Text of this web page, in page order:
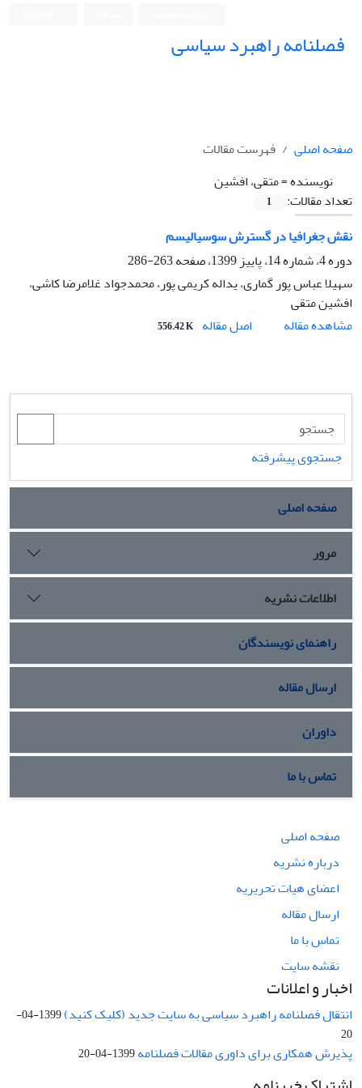
فصلنامه راهبرد سیاسی
صفحه اصلی
فهرست مقالات
نویسنده =متقی، افشین
تعداد مقالات:
1
نقش جغرافیا در گسترش سوسیالیسم
دوره 4، شماره 14، پاییز 1399، صفحه
263-286
سهیلا عباس پور گماری، یداله کریمی پور، محمدجواد غلامرضا کاشی،
افشین متقی
مشاهده مقاله
اصل مقاله 556.42 K
جستجوی پیشرفته
صفحه اصلی
مرور
اطلاعات نشریه
راهنمای نویسندگان
ارسال مقاله
داوران
تماس با ما
صفحه اصلی
درباره نشریه
اعضای هیات تحریریه
ارسال مقاله
تماس با ما
نقشه سایت
اخبار و اعلانات
انتقال فصلنامه راهبرد سیاسی به سایت جدید (کلیک کنید)
1399-04-
20
پذیرش همکاری برای داوری مقالات فصلنامه1399-04-20